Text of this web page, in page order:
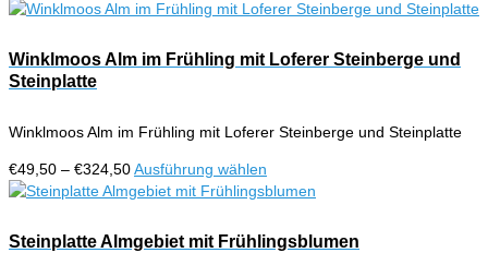
der
gewählt
€49,50
€324,50
Produkt
mehrere
Varianten
Optionen
auf
der
gewählt
Winklmoos Alm im Frühling mit Loferer Steinberge und
Steinplatte
Winklmoos Alm im Frühling mit Loferer Steinberge und Steinplatte
€49,50 – €324,50Preisspanne:
€49,50
€324,50
Ausführung wählen
Produkt
mehrere
Varianten
Steinplatte Almgebiet mit Frühlingsblumen